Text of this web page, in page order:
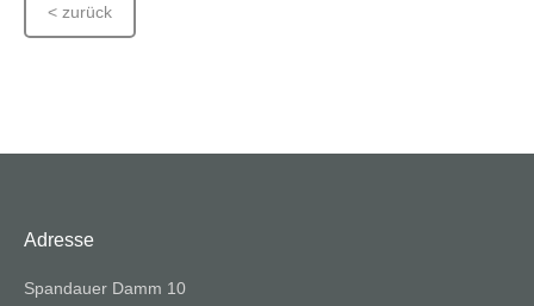
< zurück
Adresse
Spandauer Damm 10